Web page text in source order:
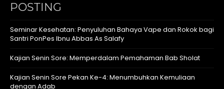
POSTING
Seminar Kesehatan: Penyuluhan Bahaya Vape dan Rokok bagi
Santri PonPes Ibnu Abbas As Salafy
Kajian Senin Sore: Memperdalam Pemahaman Bab Sholat
Kajian Senin Sore Pekan Ke-4: Menumbuhkan Kemuliaan
dengan Adab